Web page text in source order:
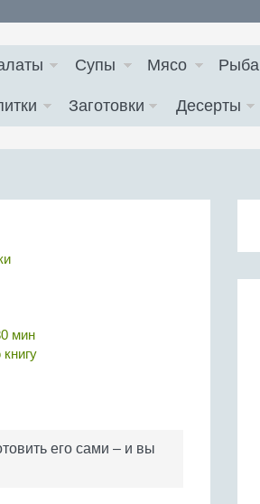
Супы Мясо Рыба
Заготовки Десерты
мин
его сами – и вы